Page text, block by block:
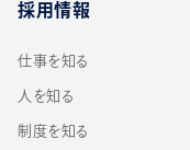
採用情報
仕事を知る
人を知る
制度を知る